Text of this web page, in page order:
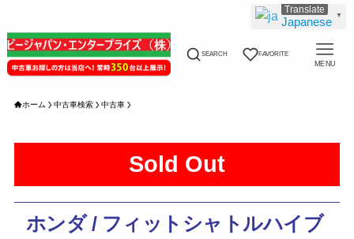
SEARCH FAVORITE
MENU
ホーム 中古車検索 中古車
Sold Out
ホンダ / フィットシャトルハイブ
Japanese ▼